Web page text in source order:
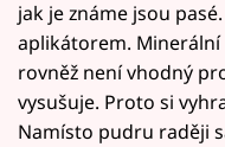
jak je známe jsou
aplikátorem. Minerální
rovněž není vhodný
vysušuje. Proto si
Namísto pudru raději